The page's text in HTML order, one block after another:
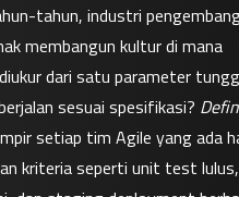
tahun, industri
membangun kultur di mana
dari satu parameter
sesuai spesifikasi?
setiap tim Agile yang ada
kriteria seperti unit test